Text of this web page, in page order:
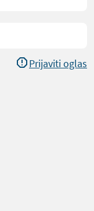
Prijaviti oglas